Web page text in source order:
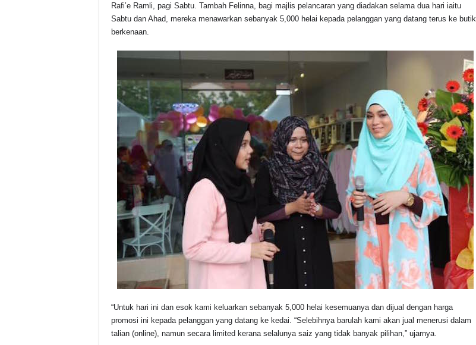
Rafi’e Ramli, pagi Sabtu. Tambah Felinna, bagi majlis pelancaran yang diadakan selama dua hari iaitu
Sabtu dan Ahad, mereka menawarkan sebanyak 5,000 helai kepada pelanggan yang datang terus ke butik
berkenaan.
“Untuk hari ini dan esok kami keluarkan sebanyak 5,000 helai kesemuanya dan dijual dengan harga
promosi ini kepada pelanggan yang datang ke kedai. “Selebihnya barulah kami akan jual menerusi dalam
talian (online), namun secara limited kerana selalunya saiz yang tidak banyak pilihan,” ujarnya.